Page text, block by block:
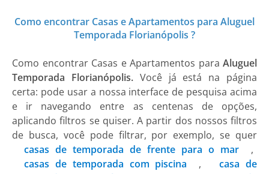
Como encontrar Casas e Apartamentos para Aluguel
Temporada Florianópolis ?
Como encontrar Casas e Apartamentos para Aluguel
Temporada Florianópolis.Você já está na página
certa: pode usar a nossa interface de pesquisa acima
e ir navegando entre as centenas de opções,
aplicando filtros se quiser. A partir dos nossos filtros
de busca, você pode filtrar, por exemplo, se quer
casas de temporada de frente para o mar
,
casas de temporada com piscina
,
casa de